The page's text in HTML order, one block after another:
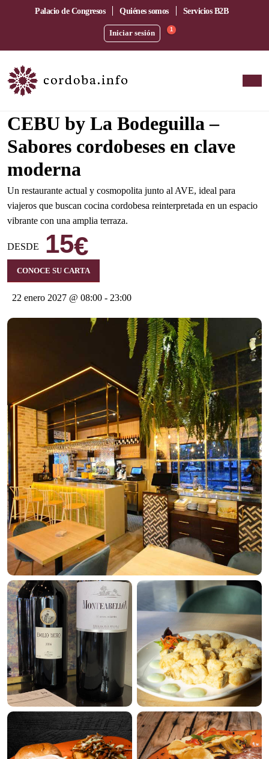
Palacio de Congresos Quiénes somos Servicios B2B
Iniciar sesión 1
CEBU by La Bodeguilla –
Sabores cordobeses en clave
moderna
Un restaurante actual y cosmopolita junto al AVE, ideal para
viajeros que buscan cocina cordobesa reinterpretada en un espacio
vibrante con una amplia terraza.
DESDE 15€
CONOCE SU CARTA
22 enero 2027 @ 08:00 - 23:00